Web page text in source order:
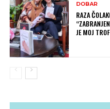
DOBAR
RAZA
JE MOJ